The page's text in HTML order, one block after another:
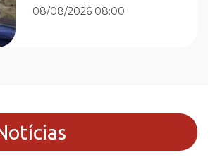
08/08/2026 08:00